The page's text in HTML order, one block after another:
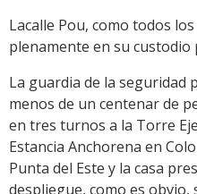
Lacalle Pou, como todos
plenamente en su custodio
La guardia de la seguridad
menos de un centenar de
en tres turnos a la Torre
Estancia Anchorena en
Punta del Este y la casa
despliegue, como es obvio,